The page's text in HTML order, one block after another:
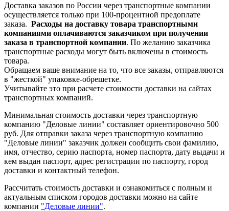
Доставка заказов по России через транспортные компании
осуществляется только при 100-процентной предоплате
заказа. Расходы на доставку товара транспортными
компаниями оплачиваются заказчиком при получении
заказа в транспортной компании. По желанию заказчика
транспортные расходы могут быть включены в стоимость
товара.
Обращаем ваше внимание на то, что все заказы, отправляются
в "жесткой" упаковке-обрешетке.
Учитывайте это при расчете стоимости доставки на сайтах
транспортных компаний.
Минимальная стоимость доставки через транспортную
компанию "Деловые линии" составляет ориентировочно 500
руб. Для отправки заказа через транспортную компанию
"Деловые линии" заказчик должен сообщить свои фамилию,
имя, отчество, серию паспорта, номер паспорта, дату выдачи и
кем выдан паспорт, адрес регистрации по паспорту, город
доставки и контактный телефон.
Рассчитать стоимость доставки и ознакомиться с полным и
актуальным списком городов доставки можно на сайте
компании "Деловые линии".